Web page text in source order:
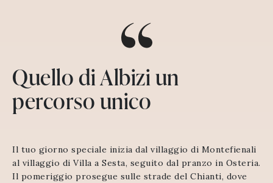
Quello di Albizi un
percorso unico
Il tuo giorno speciale inizia dal villaggio di Montefienali
al villaggio di Villa a Sesta, seguito dal pranzo in Osteria.
Il pomeriggio prosegue sulle strade del Chianti, dove